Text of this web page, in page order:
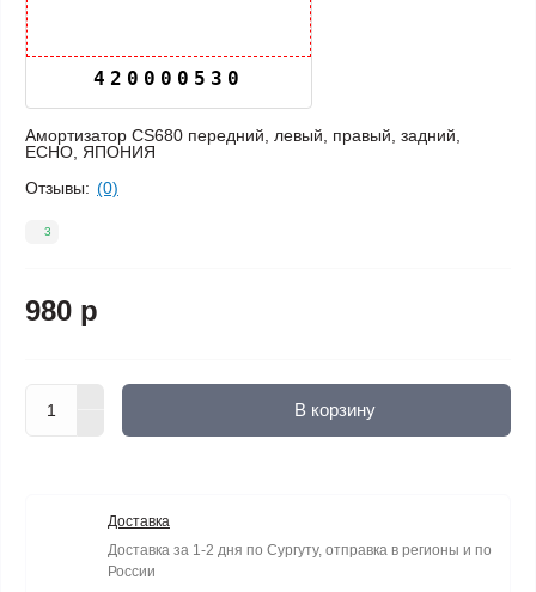
420000530
Амортизатор CS680 передний, левый, правый, задний,
ECHO, ЯПОНИЯ
Отзывы: (0)
3
980 р
В корзину
Доставка
Доставка за 1-2 дня по Сургуту, отправка в регионы и по
России